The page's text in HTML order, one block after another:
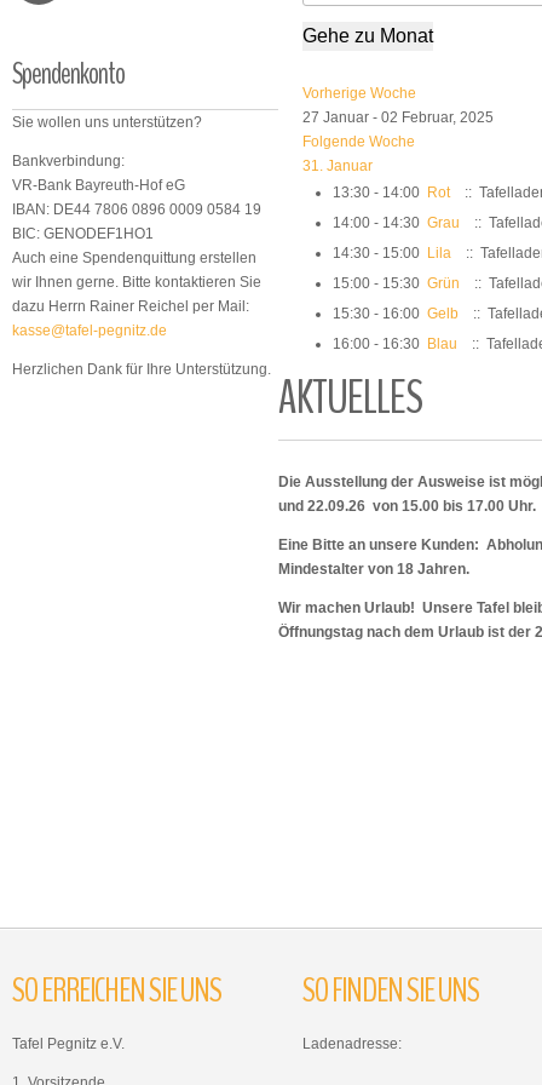
Spendenkonto
Sie wollen uns unterstützen?
Bankverbindung:
VR-Bank Bayreuth-Hof eG
IBAN: DE44 7806 0896 0009 0584 19
BIC: GENODEF1HO1
Auch eine Spendenquittung erstellen
wir Ihnen gerne. Bitte kontaktieren Sie
dazu Herrn Rainer Reichel per Mail:
kasse@tafel-pegnitz.de
Herzlichen Dank für Ihre Unterstützung.
Gehe zu Monat
Vorherige Woche
27 Januar - 02 Februar, 2025
Folgende Woche
31. Januar
13:30 - 14:00 Rot
::
14:00 - 14:30 Grau
::
14:30 - 15:00 Lila
::
15:00 - 15:30 Grün
::
15:30 - 16:00 Gelb
::
16:00 - 16:30 Blau ::
AKTUELLES
Die Ausstellung der Ausweise ist
und 22.09.26 von 15.00 bis 17.00 Uhr.
Eine Bitte an unsere Kunden:
Mindestalter von 18 Jahren.
Wir machen Urlaub! Unsere Tafel
Öffnungstag nach dem Urlaub ist der
SOERREICHENSIEUNS
Tafel Pegnitz e.V.
SOFINDENSIEUNS
Ladenadresse: